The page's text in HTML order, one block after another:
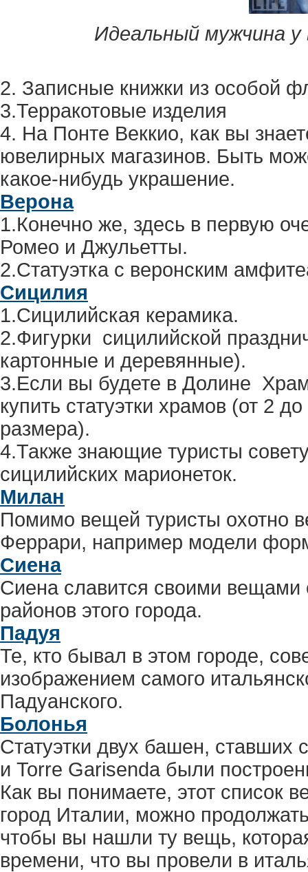
Идеальный мужчина
2. Записные книжки из особой
3.Терракотовые изделия
4. На Понте Веккио, как вы
ювелирных магазинов. Быть
какое-нибудь украшение.
Верона
1.Конечно же, здесь в первую
Ромео и Джульетты.
2.Статуэтка с веронским
Сицилия
1.Сицилийская керамика.
2.Фигурки сицилийской
картонные и деревянные).
3.Если вы будете в Долине
купить статуэтки храмов (от 2
размера).
4.Также знающие туристы
сицилийских марионеток.
Милан
Помимо вещей туристы охотно
Феррари, например модели
Сиена
Сиена славится своими вещами
районов этого города.
Падуя
Те, кто бывал в этом городе,
изображением самого
Падуанского.
Болонья
Статуэтки двух башен, ставших
и Torre Garisenda были
Как вы понимаете, этот список
город Италии, можно
чтобы вы нашли ту вещь,
времени, что вы провели в